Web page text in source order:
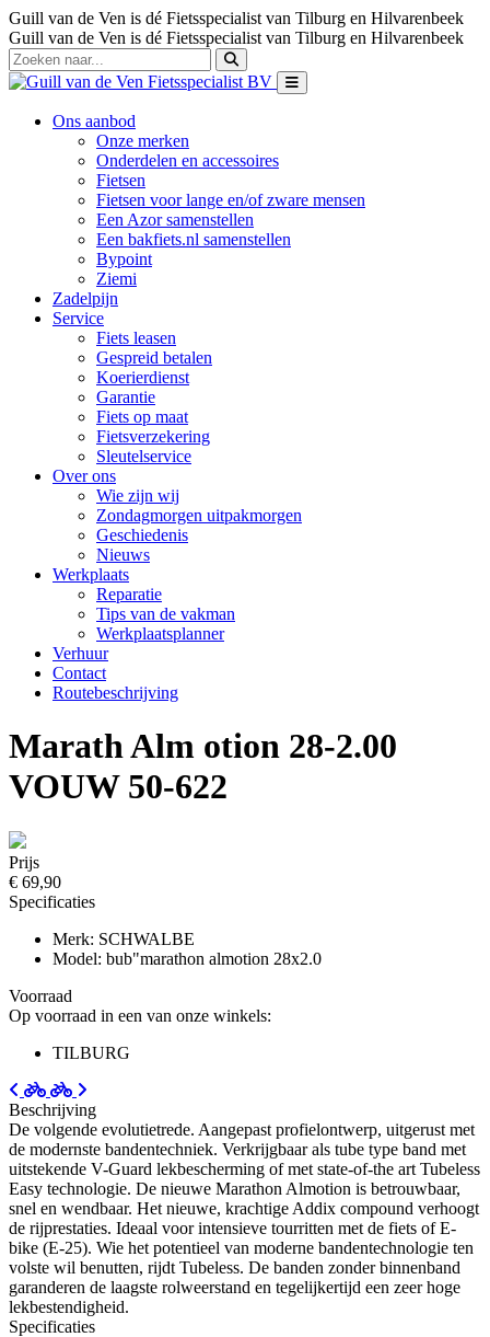
Guill van de Ven is dé Fietsspecialist van Tilburg en Hilvarenbeek
Guill van de Ven is dé Fietsspecialist van Tilburg en Hilvarenbeek
Ons aanbod
Onze merken
Onderdelen en accessoires
Fietsen
Fietsen voor lange en/of zware mensen
Een Azor samenstellen
Een bakfiets.nl samenstellen
Bypoint
Ziemi
Zadelpijn
Service
Fiets leasen
Gespreid betalen
Koerierdienst
Garantie
Fiets op maat
Fietsverzekering
Sleutelservice
Over ons
Wie zijn wij
Zondagmorgen uitpakmorgen
Geschiedenis
Nieuws
Werkplaats
Reparatie
Tips van de vakman
Werkplaatsplanner
Verhuur
Contact
Routebeschrijving
Marath Alm otion 28-2.00
VOUW 50-622
Prijs
€ 69,90
Specificaties
Merk: SCHWALBE
Model: bub"marathon almotion 28x2.0
Voorraad
Op voorraad in een van onze winkels:
TILBURG
Beschrijving
De volgende evolutietrede. Aangepast profielontwerp, uitgerust met
de modernste bandentechniek. Verkrijgbaar als tube type band met
uitstekende V-Guard lekbescherming of met state-of-the art Tubeless
Easy technologie. De nieuwe Marathon Almotion is betrouwbaar,
snel en wendbaar. Het nieuwe, krachtige Addix compound verhoogt
de rijprestaties. Ideaal voor intensieve tourritten met de fiets of E-
bike (E-25). Wie het potentieel van moderne bandentechnologie ten
volste wil benutten, rijdt Tubeless. De banden zonder binnenband
garanderen de laagste rolweerstand en tegelijkertijd een zeer hoge
lekbestendigheid.
Specificaties